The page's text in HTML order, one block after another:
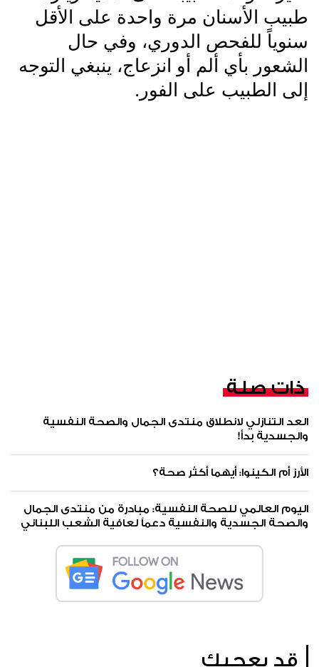
طبيب الأسنان مرة واحدة على الأقل
سنوياً للفحص الدوري، وفي حال
الشعور بأي ألم أو انزعاج، ينبغي التوجه
إلى الطبيب على الفور.
ذات صلة
العد التنازلي لانطلاق منتدى الجمال والصحة النفسية
والجسدية بدأ!
الأرز أم الكينوا: أيهما أكثر صحة؟
اليوم العالمي للصحة النفسية: مبادرة من منتدى الجمال
والصحة الجسدية والنفسية دعماً لعافية الشعب اللبناني
قد يعجبك